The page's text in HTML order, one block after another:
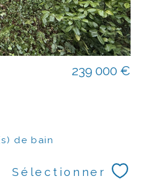
239 000 €
de bain
Sélectionner